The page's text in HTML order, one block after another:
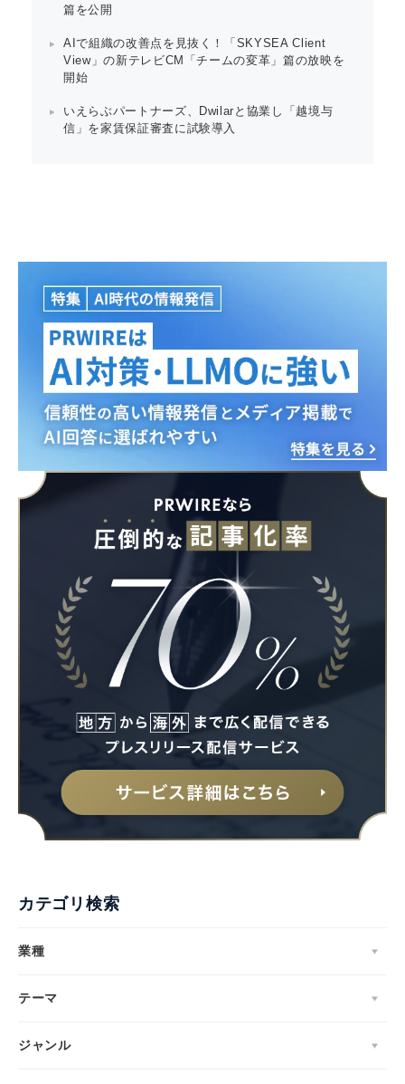
篇を公開
AIで組織の改善点を見抜く！「SKYSEA Client
View」の新テレビCM「チームの変革」篇の放映を
開始
いえらぶパートナーズ、Dwilarと協業し「越境与
信」を家賃保証審査に試験導入
カテゴリ検索
業種
テーマ
ジャンル